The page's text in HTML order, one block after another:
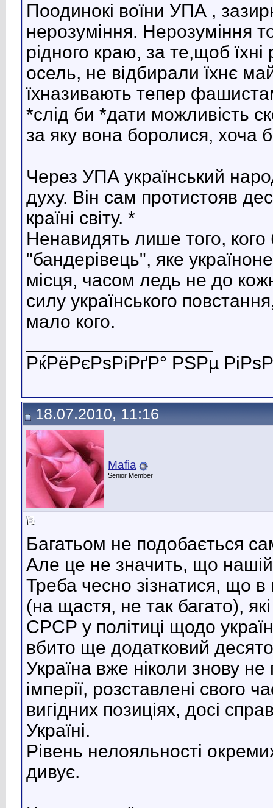
Поодинокі воїни УПА ,
нерозуміння. Нерозуміння
рідного краю, за те,щоб
осель, не відбирали їхнє
їхназивають тепер
*слід би *дати можливість
за яку вона боролися, хоча
Через УПА український
духу. Він сам протистояв
країні світу. *
Ненавидять лише того,
"бандерівець", яке
місця, часом ледь не до
силу українського
мало кого.
РќРёРєРѕРіРґР° РЅРµ
18.07.2010, 11:16
Mafia
Senior Member
Багатьом не подобається
Але це не значить, що нашій
Треба чесно зізнатися, що в
(на щастя, не так багато),
СРСР у політиці щодо
вбито ще додатковий
Україна вже ніколи знову
імперії, розставлені свого
вигідних позиціях, досі
Україні.
Рівень нелояльності
дивує.